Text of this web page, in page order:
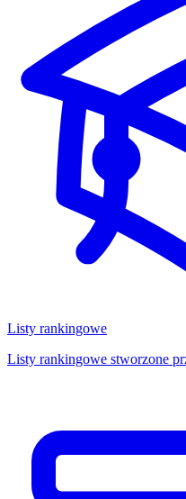
Listy rankingowe
Listy rankingowe stworzone